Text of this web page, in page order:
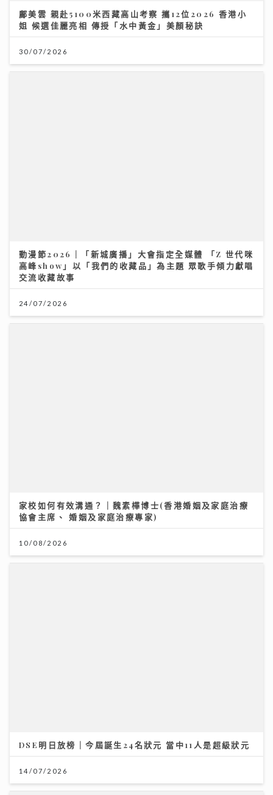
30/07/2026
動漫節2026｜「新城廣播」大會指定全媒體 「Z 世代咪
高峰show」以「我們的收藏品」為主題 眾歌手傾力獻唱
交流收藏故事
24/07/2026
家校如何有效溝通？｜魏素樺博士(香港婚姻及家庭治療
協會主席、 婚姻及家庭治療專家)
10/08/2026
DSE明日放榜｜今屆誕生24名狀元 當中11人是超級狀元
14/07/2026